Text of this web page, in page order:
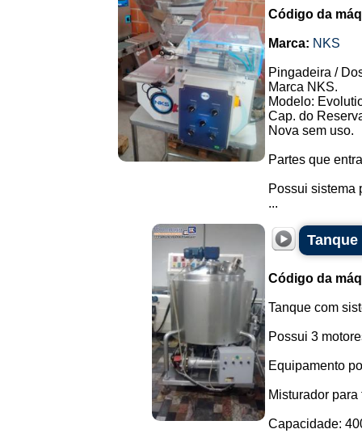
Código da
Marca: NKS
Pingadeira /
Marca NKS.
Modelo:
Cap. do
Nova sem uso.
Partes que
Possui sistema
...
Código da
Tanque com
Possui 3
Equipamento
Misturador
Capacidade: